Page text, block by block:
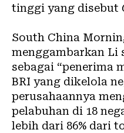
tinggi yang disebut
South China
menggambarkan Li
sebagai “penerima
BRI yang dikelola
perusahaannya
pelabuhan di 18
lebih dari 86% dari